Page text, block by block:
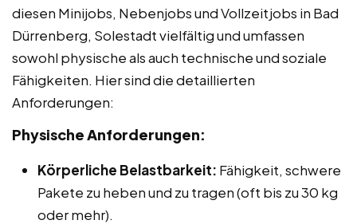
diesen Minijobs, Nebenjobs und Vollzeitjobs in Bad
Dürrenberg, Solestadt vielfältig und umfassen
sowohl physische als auch technische und soziale
Fähigkeiten. Hier sind die detaillierten
Anforderungen:
Physische Anforderungen:
Körperliche Belastbarkeit: Fähigkeit, schwere
Pakete zu heben und zu tragen (oft bis zu 30 kg
oder mehr).